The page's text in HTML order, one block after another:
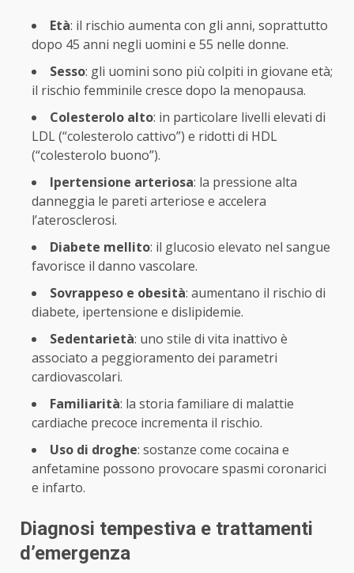
Età: il rischio aumenta con gli anni, soprattutto
dopo 45 anni negli uomini e 55 nelle donne.
Sesso: gli uomini sono più colpiti in giovane età;
il rischio femminile cresce dopo la menopausa.
Colesterolo alto: in particolare livelli elevati di
LDL (“colesterolo cattivo”) e ridotti di HDL
(“colesterolo buono”).
Ipertensione arteriosa: la pressione alta
danneggia le pareti arteriose e accelera
l’aterosclerosi.
Diabete mellito: il glucosio elevato nel sangue
favorisce il danno vascolare.
Sovrappeso e obesità: aumentano il rischio di
diabete, ipertensione e dislipidemie.
Sedentarietà: uno stile di vita inattivo è
associato a peggioramento dei parametri
cardiovascolari.
Familiarità: la storia familiare di malattie
cardiache precoce incrementa il rischio.
Uso di droghe: sostanze come cocaina e
anfetamine possono provocare spasmi coronarici
e infarto.
Diagnosi tempestiva e trattamenti
d’emergenza